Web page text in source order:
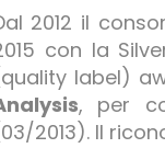
2012 il
con la
label)
, per
2013). Il